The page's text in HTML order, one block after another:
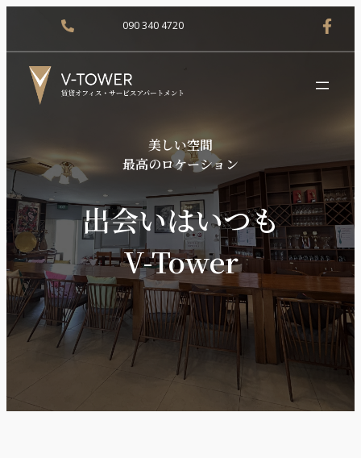
090 340 4720
美しい空間
最高のロケーション
出会いはいつも
V-Tower